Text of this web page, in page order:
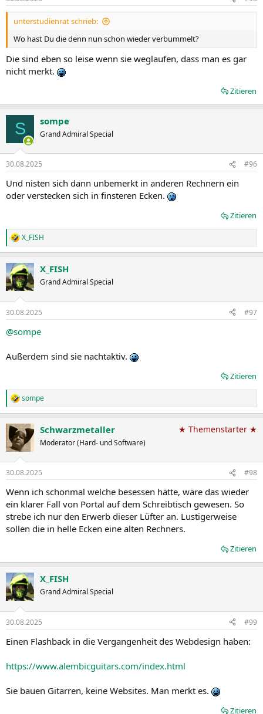
unterstudienrat schrieb:
Wo hast Du die denn nun schon wieder verbummelt?
Die sind eben so leise wenn sie weglaufen, dass man es gar
nicht merkt.
Zitieren
S sompe
Grand Admiral Special
30.08.2025 #96
Und nisten sich dann unbemerkt in anderen Rechnern ein
oder verstecken sich in finsteren Ecken.
Zitieren
R
e
k
t
i
e
:
X_FISH
X_FISH
Grand Admiral Special
30.08.2025 #97
@sompe
Außerdem sind sie nachtaktiv.
Zitieren
R
e
k
t
i
e
:
sompe
Schwarzmetaller
Moderator (Hard- und Software)
★ Themenstarter ★
30.08.2025 #98
Wenn ich schonmal welche besessen hätte, wäre das wieder
ein klarer Fall von Portal auf dem Schreibtisch gewesen. So
strebe ich nur den Erwerb dieser Lüfter an. Lustigerweise
sollen die in helle Ecken eine alten Rechners.
Zitieren
X_FISH
Grand Admiral Special
30.08.2025 #99
Einen Flashback in die Vergangenheit des Webdesign haben:
https://www.alembicguitars.com/index.html
Sie bauen Gitarren, keine Websites. Man merkt es.
Zitieren